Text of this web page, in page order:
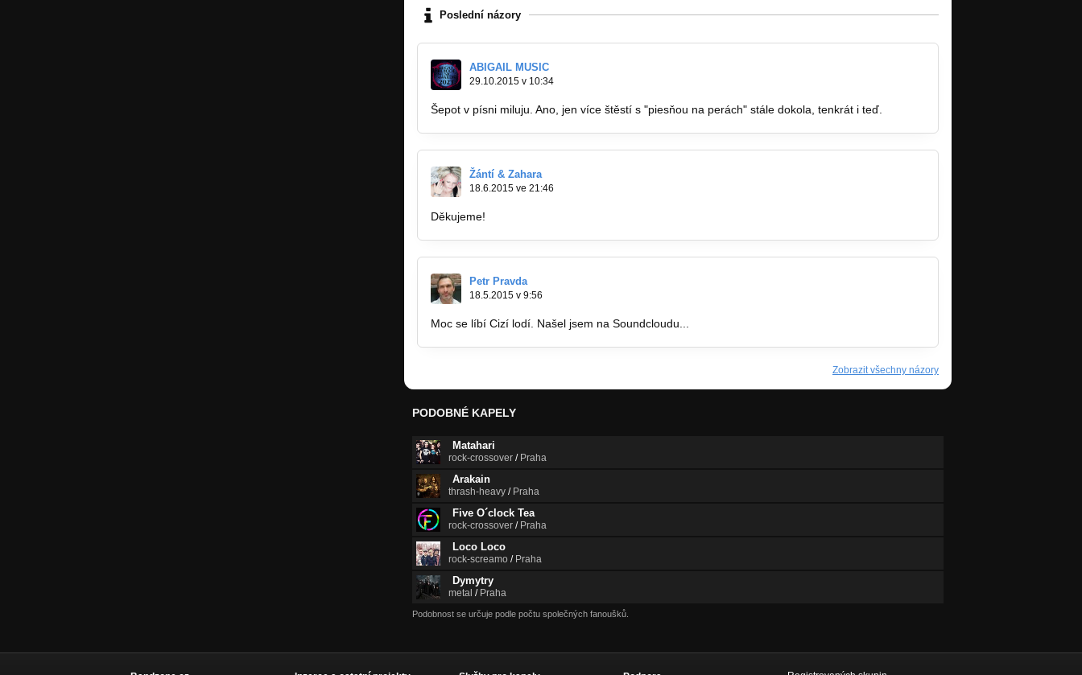
Poslední názory
ABIGAIL MUSIC
29.10.2015 v 10:34
Šepot v písni miluju. Ano, jen více štěstí s "piesňou na perách" stále dokola, tenkrát i teď.
Žántí & Zahara
18.6.2015 ve 21:46
Děkujeme!
Petr Pravda
18.5.2015 v 9:56
Moc se líbí Cizí lodí. Našel jsem na Soundcloudu...
Zobrazit všechny názory
PODOBNÉ KAPELY
Matahari
rock-crossover / Praha
Arakain
thrash-heavy / Praha
Five O´clock Tea
rock-crossover / Praha
Loco Loco
rock-screamo / Praha
Dymytry
metal / Praha
Podobnost se určuje podle počtu společných fanoušků.